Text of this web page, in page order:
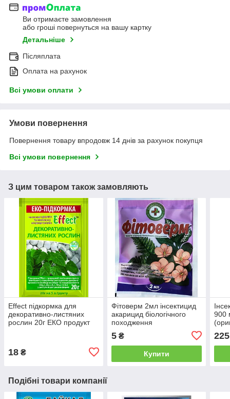
Ви отримаєте замовлення
або гроші повернуться на вашу картку
Детальніше
Післяплата
Оплата на рахунок
Всі умови оплати
Умови повернення
Повернення товару впродовж 14 днів за рахунок покупця
Всі умови повернення
З цим товаром також замовляють
Effect підкормка для
декоративно-листяних
рослин 20г ЕКО продукт
18 ₴
Фітоверм 2мл інсектицид
акарицид біологічного
походження
5₴
Купити
900
225
Подібні товари компанії